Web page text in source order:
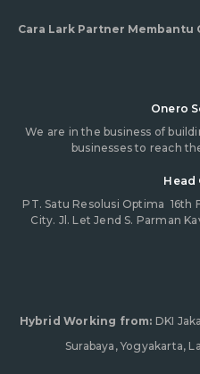
Cara Lark Partner Membantu
Onero
We are in the business of
businesses to reach
Head
PT. Satu Resolusi Optima 16th
City. Jl. Let Jend S. Parman
Hybrid Working from: DKI
Surabaya, Yogyakarta,